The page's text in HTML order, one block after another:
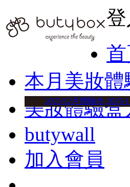
登
本月美妝體
2025/12月體驗盒 2025/
美妝體驗盒
butywall
加入會員